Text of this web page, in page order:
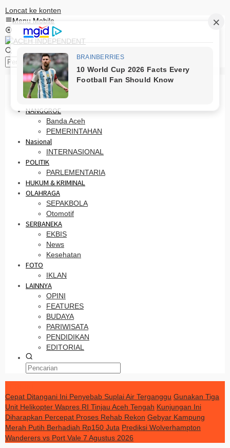
Loncat ke konten
Menu Mobile
HOME
PRO OTONOMI
NANGGROE
Banda Aceh
PEMERINTAHAN
Nasional
INTERNASIONAL
POLITIK
PARLEMENTARIA
HUKUM & KRIMINAL
OLAHRAGA
SEPAKBOLA
Otomotif
SERBANEKA
EKBIS
News
Kesehatan
FOTO
IKLAN
LAINNYA
OPINI
FEATURES
BUDAYA
PARIWISATA
PENDIDIKAN
EDITORIAL
Cepat Ditangani Ini Penyebab Suplai Air Terganggu Gunakan Tiga
Unit Helikopter Wapres RI Tinjau Aceh Tengah Kunjungan Ini
Diharapkan Percepat Proses Rehab Rekon Gebyar Kampung
Merah Putih Berhadiah Rp150 Juta Prediksi Wolverhampton
Wanderers vs Port Vale 7 Agustus 2026